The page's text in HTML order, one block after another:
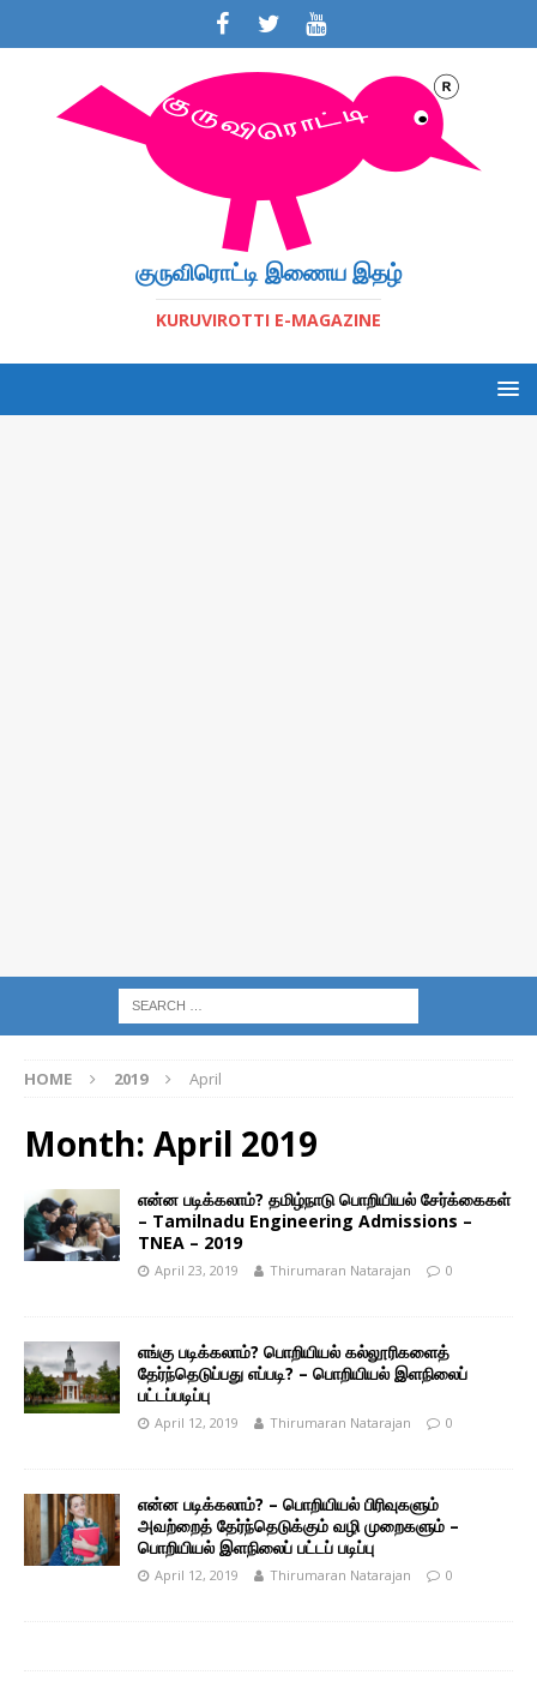
குருவிரொட்டி இணைய இதழ்
KURUVIROTTI E-MAGAZINE
HOME 2019 April
Month: April 2019
என்ன படிக்கலாம்? தமிழ்நாடு பொறியியல் சேர்க்கைகள்
– Tamilnadu Engineering Admissions –
TNEA – 2019
April 23, 2019 Thirumaran Natarajan 0
எங்கு படிக்கலாம்? பொறியியல் கல்லூரிகளைத்
தேர்ந்தெடுப்பது எப்படி? – பொறியியல் இளநிலைப்
பட்டப்படிப்பு
April 12, 2019 Thirumaran Natarajan 0
என்ன படிக்கலாம்? – பொறியியல் பிரிவுகளும்
அவற்றைத் தேர்ந்தெடுக்கும் வழி முறைகளும் –
பொறியியல் இளநிலைப் பட்டப் படிப்பு
April 12, 2019 Thirumaran Natarajan 0